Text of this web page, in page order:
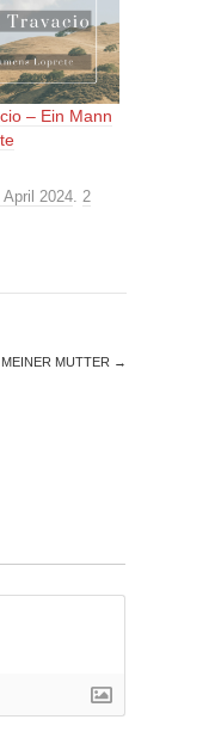
– Ein Mann
April 2024. 2
MUTTER →